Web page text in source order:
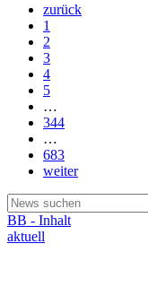
zurück
1
2
3
4
5
…
344
…
683
weiter
BB - Inhalt
aktuell